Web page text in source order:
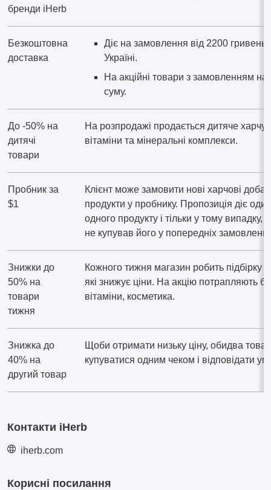
бренди iHerb
Безкоштовна
доставка
Діє на замовлення від 2200 гривень
Україні.
На акційні товари з замовленням на
суму.
До -50% на
дитячі
товари
На розпродажі продається дитяче
вітаміни та мінеральні комплекси.
Пробник за
$1
Клієнт може замовити нові харчові
продукти у пробнику. Пропозиція діє
одного продукту і тільки у тому випадку,
не купував його у попередніх
Знижки до
50% на
товари
тижня
Кожного тижня магазин робить підбірку
які знижує ціни. На акцію потрапляють
вітаміни, косметика.
Знижка до
40% на
другий товар
Щоби отримати низьку ціну, обидва
купуватися одним чеком і відповідати
Контакти iHerb
iherb.com
Корисні посилання